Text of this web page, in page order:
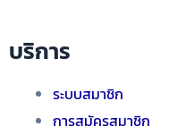
บริการ
ระบบสมาชิก
การสมัครสมาชิก